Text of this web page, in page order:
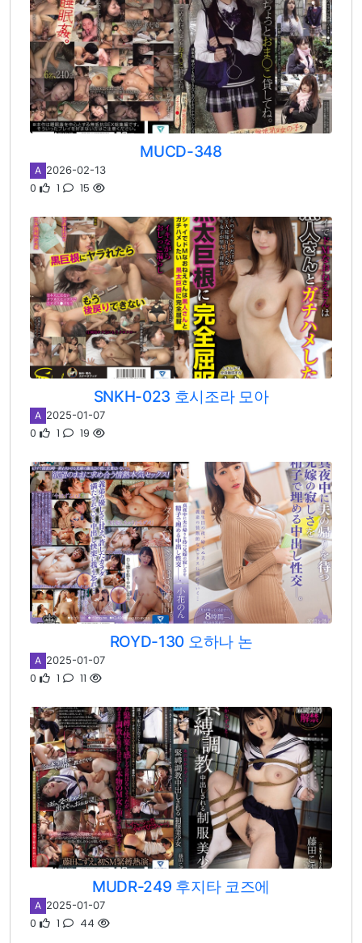
MUCD-348
A 2026-02-13
0 1 15
SNKH-023 호시조라 모아
A 2025-01-07
0 1 19
ROYD-130 오하나 논
A 2025-01-07
0 1 11
MUDR-249 후지타 코즈에
A 2025-01-07
0 1 44